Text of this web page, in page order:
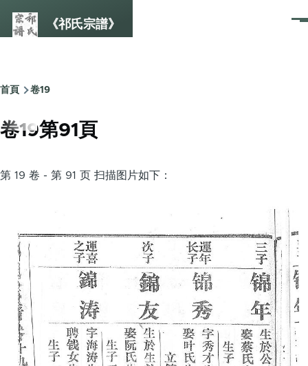
《祁氏宗譜》
選
Breadcrumb
首頁 卷19
卷19第91頁
第 19 卷 - 第 91 页 扫描图片如下：